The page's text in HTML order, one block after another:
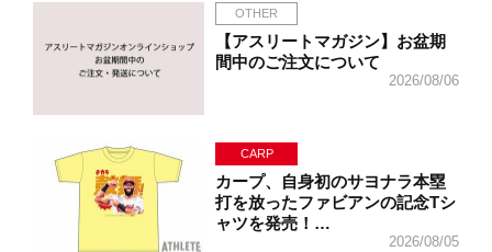
OTHER
【アスリートマガジン】お盆期
間中のご注文について
2026/08/06
CARP
カープ、自身初のサヨナラ本塁
打を放ったファビアンの記念Tシ
ャツを発売！…
2026/08/05